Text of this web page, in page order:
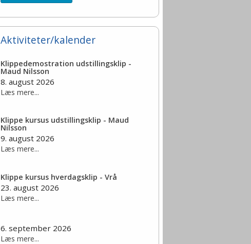
Aktiviteter/kalender
Klippedemostration udstillingsklip -
Maud Nilsson
8. august 2026
Læs mere...
Klippe kursus udstillingsklip - Maud
Nilsson
9. august 2026
Læs mere...
Klippe kursus hverdagsklip - Vrå
23. august 2026
Læs mere...
6. september 2026
Læs mere...